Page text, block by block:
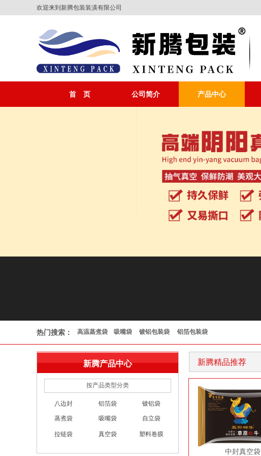
铝箔包装袋
高温蒸煮袋
欢迎来到新腾包装装潢有限公司
镀铝包装袋
首 页 公司简介 产品中心
吸嘴袋
热门搜索：
新腾精品推荐
按产品类型分类
八边封
拉链袋
铝箔袋
新腾产品中心
塑料卷膜
镀铝袋
自立袋
蒸煮袋
真空袋
吸嘴袋
中封真空袋